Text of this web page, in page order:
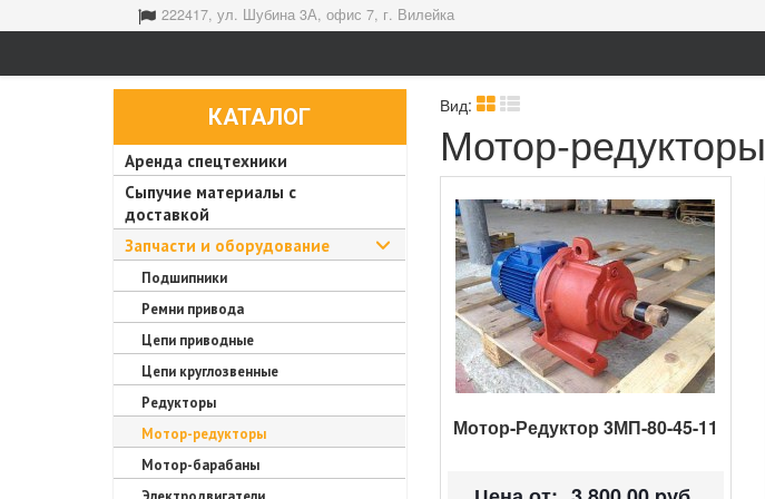
222417, ул. Шубина 3А, офис 7, г. Вилейка
КАТАЛОГ
Аренда спецтехники
Сыпучие материалы с
доставкой
Запчасти и оборудование
Подшипники
Ремни привода
Цепи приводные
Цепи круглозвенные
Редукторы
Мотор-редукторы
Мотор-барабаны
Вид:
Мотор-редукторы
Мотор-Редуктор 3МП-80-45-11